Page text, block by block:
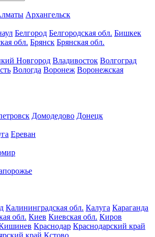
Архангельск
Белгород Белгородская обл. Бишкек
обл. Брянск Брянская обл.
Новгород Владивосток Волгоград
Вологда Воронеж Воронежская
Домодедово Донецк
Ереван
Калининградская обл. Калуга Караганда
обл. Киев Киевская обл. Киров
Краснодар Краснодарский край
край Кстово